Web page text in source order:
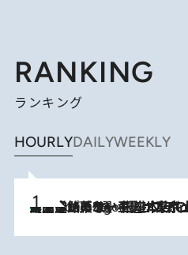
RANKING
ランキング
HOURLYDAILYWEEKLY
4 Hours Ago
【間違いのない王道・東京土産】資生堂パーラー 銀座本店でのみ出会える銘菓5選《極上プディング・濃厚チーズケーキ・ボンボンショコラほか》